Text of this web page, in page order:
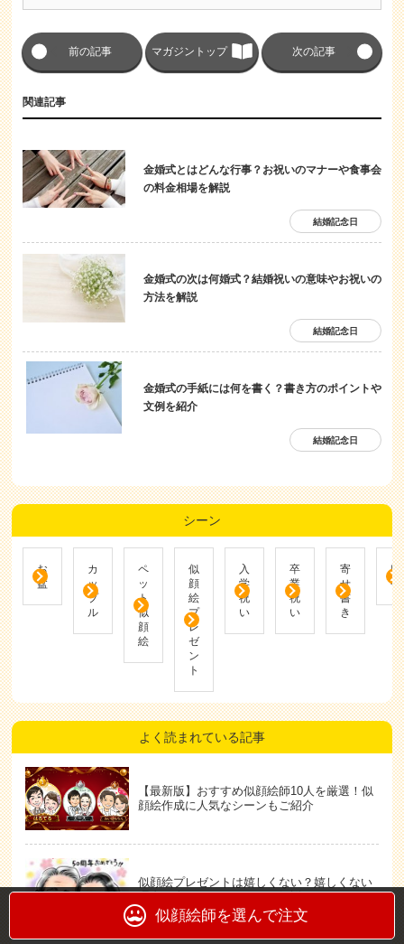
前の記事 マガジントップ 次の記事
関連記事
金婚式とはどんな行事？お祝いのマナーや食事会
の料金相場を解説
結婚記念日
金婚式の次は何婚式？結婚祝いの意味やお祝いの
方法を解説
結婚記念日
金婚式の手紙には何を書く？書き方のポイントや
文例を紹介
結婚記念日
シーン
お
盆
カ
ッ
プ
ル
ペ
ッ
ト
似
顔
絵
似
顔
絵
プ
レ
ゼ
ン
ト
入
学
祝
い
卒
業
祝
い
寄
せ
書
き
帰
省
よく読まれている記事
【最新版】おすすめ似顔絵師10人を厳選！似
顔絵作成に人気なシーンもご紹介
似顔絵プレゼントは嬉しくない？嬉しくない
理由や喜んでもらうコツを解説
似顔絵師を選んで注文